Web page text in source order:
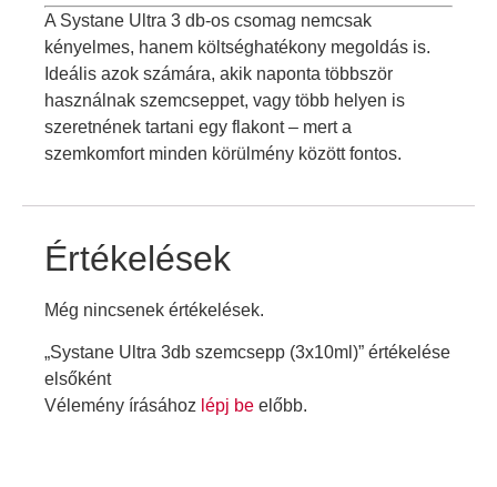
A Systane Ultra 3 db-os csomag nemcsak
kényelmes, hanem költséghatékony megoldás is.
Ideális azok számára, akik naponta többször
használnak szemcseppet, vagy több helyen is
szeretnének tartani egy flakont – mert a
szemkomfort minden körülmény között fontos.
Értékelések
Még nincsenek értékelések.
„Systane Ultra 3db szemcsepp (3x10ml)” értékelése
elsőként
Vélemény írásához lépj be előbb.